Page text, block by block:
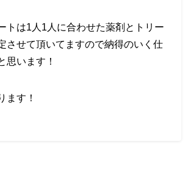
トは1 人 1 人に合わせた薬剤とトリー
させて頂いてますので納得のいく仕
思います！
ます！